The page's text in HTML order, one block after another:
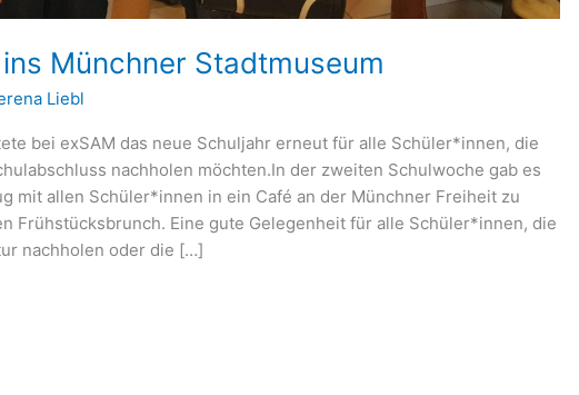
Münchner Stadtmuseum
Liebl
bei exSAM das neue Schuljahr erneut für alle Schüler*innen, die
nachholen möchten.In der zweiten Schulwoche gab es
mit allen Schüler*innen in ein Café an der Münchner Freiheit zu
Frühstücksbrunch. Eine gute Gelegenheit für alle Schüler*innen, die
nachholen oder die […]